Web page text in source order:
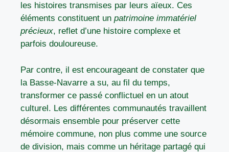
les histoires transmises par leurs aïeux. Ces
éléments constituent un patrimoine immatériel
précieux, reflet d’une histoire complexe et
parfois douloureuse.
Par contre, il est encourageant de constater que
la Basse-Navarre a su, au fil du temps,
transformer ce passé conflictuel en un atout
culturel. Les différentes communautés travaillent
désormais ensemble pour préserver cette
mémoire commune, non plus comme une source
de division, mais comme un héritage partagé qui